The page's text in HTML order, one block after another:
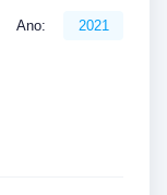
Ano: 2021